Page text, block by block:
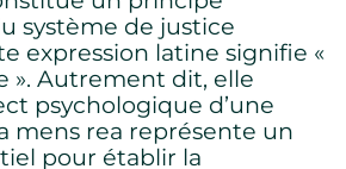
système de justice
expression latine signifie «
». Autrement dit, elle
psychologique d’une
mens rea représente un
pour établir la